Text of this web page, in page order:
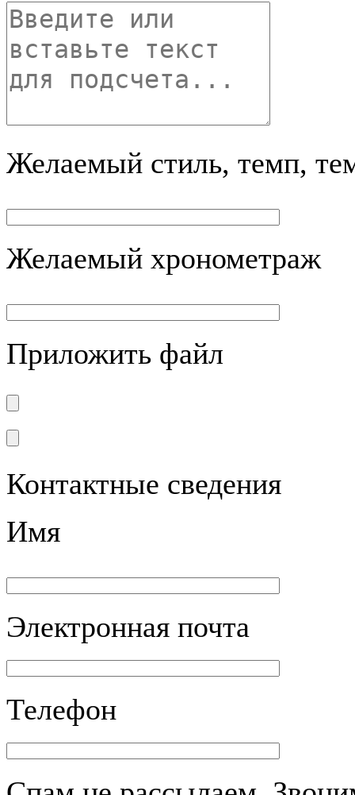
Желаемый стиль, темп,
Желаемый хронометраж
Приложить файл
Контактные сведения
Имя
Электронная почта
Телефон